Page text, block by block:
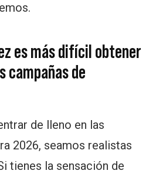
es más difícil obtener
campañas de
de lleno en las
2026, seamos realistas
tienes la sensación de